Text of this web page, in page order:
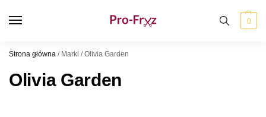
0
Strona główna / Marki /Olivia Garden
Olivia Garden